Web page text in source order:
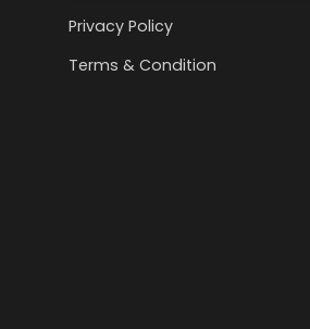
Privacy Policy
Terms & Condition